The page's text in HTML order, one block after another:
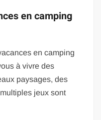
en camping
en camping
à vivre des
paysages, des
jeux sont